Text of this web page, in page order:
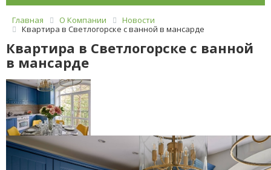
Главная О Компании
Новости
Квартира в Светлогорске с ванной в мансарде
Квартира в Светлогорске с ванной
в мансарде